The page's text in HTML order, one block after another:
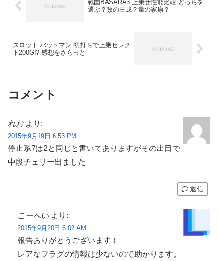
戦国BASARA3 上乗せ性能比較 どっちを
選ぶ？数の三成？量の家康？
スロット バットマン 初打ちで上乗セレク
ト200G!? 感想をさらっと
コメント
れお より:
2015年9月19日 6:53 PM
停止系7は2と同じと書いてありますがその出目で
中段チェリー出ました
返信
こーへい より:
2015年9月20日 6:02 AM
報告ありがとうございます！
レアなフラグの情報は少ないので助かります。